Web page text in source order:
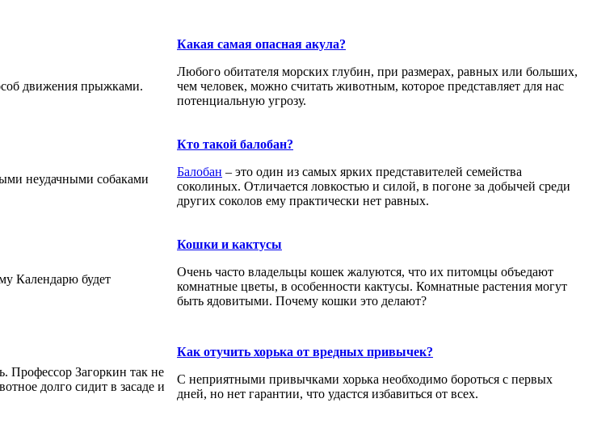
движения прыжками.
Какая самая опасная акула?
Любого обитателя морских глубин, при размерах, равных или больших,
чем человек, можно считать животным, которое представляет для нас
потенциальную угрозу.
неудачными собаками
Кто такой балобан?
Балобан – это один из самых ярких представителей семейства
соколиных. Отличается ловкостью и силой, в погоне за добычей среди
других соколов ему практически нет равных.
Календарю будет
Кошки и кактусы
Очень часто владельцы кошек жалуются, что их питомцы объедают
комнатные цветы, в особенности кактусы. Комнатные растения могут
быть ядовитыми. Почему кошки это делают?
Профессор Загоркин так не
долго сидит в засаде и
Как отучить хорька от вредных привычек?
С неприятными привычками хорька необходимо бороться с первых
дней, но нет гарантии, что удастся избавиться от всех.